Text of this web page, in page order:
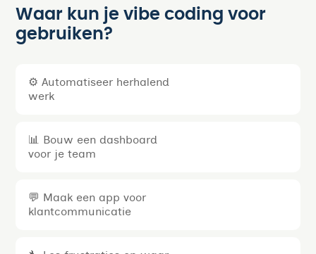
Waar kun je vibe coding voor
gebruiken?
⚙️ Automatiseer herhalend
werk
📊 Bouw een dashboard
voor je team
💬 Maak een app voor
klantcommunicatie